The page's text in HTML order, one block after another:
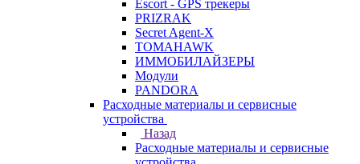
Escort - GPS трекеры
PRIZRAK
Secret Agent-X
TOMAHAWK
ИММОБИЛАЙЗЕРЫ
Модули
PANDORA
Расходные материалы и сервисные
устройства
Назад
Расходные материалы и сервисные